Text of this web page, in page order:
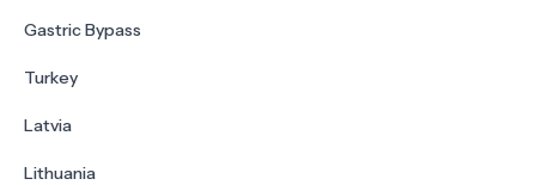
Gastric Bypass
Turkey
Latvia
Lithuania